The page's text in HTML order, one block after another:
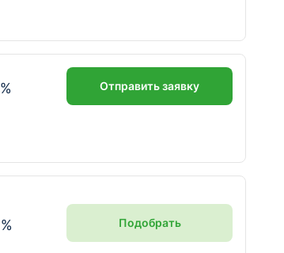
% Отправить заявку
% Подобрать